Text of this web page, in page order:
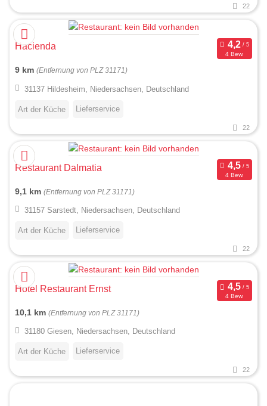
22
Hacienda
4 Bew.
9 km (Entfernung von PLZ 31171)
31137 Hildesheim, Niedersachsen, Deutschland
Art der Küche Lieferservice
22
Restaurant Dalmatia
4 Bew.
9,1 km (Entfernung von PLZ 31171)
31157 Sarstedt, Niedersachsen, Deutschland
Art der Küche Lieferservice
22
Hotel Restaurant Ernst
4 Bew.
10,1 km (Entfernung von PLZ 31171)
31180 Giesen, Niedersachsen, Deutschland
Art der Küche Lieferservice
22